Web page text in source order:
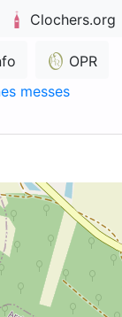
Clochers.org
OPR
messes